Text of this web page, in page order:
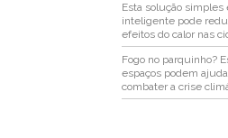
Esta solução simples
inteligente pode
efeitos do calor nas
Fogo no parquinho?
espaços podem
combater a crise